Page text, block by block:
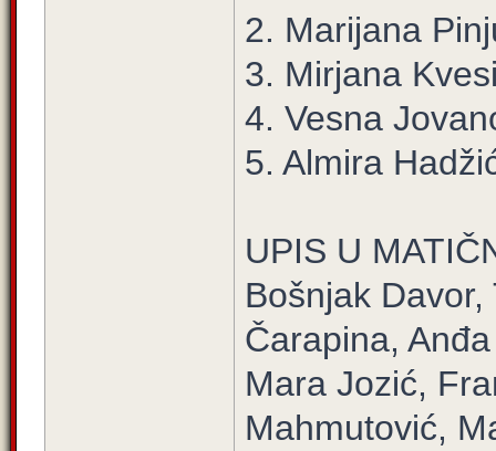
2. Marijana
3. Mirjana
4. Vesna
5. Almira
UPIS U
Bošnjak
Čarapina,
Mara Jozić,
Mahmutović,